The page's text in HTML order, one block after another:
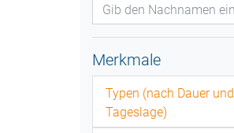
Merkmale
Typen (nach Dauer und
Tageslage)